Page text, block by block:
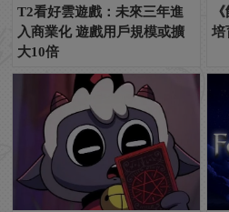
T2看好雲遊戲：未來三年進
入商業化 遊戲用戶規模或擴
大10倍
培